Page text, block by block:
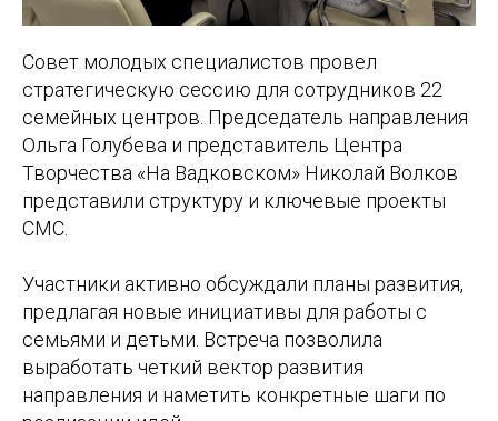
Совет молодых специалистов провел
стратегическую сессию для сотрудников 22
семейных центров. Председатель направления
Ольга Голубева и представитель Центра
Творчества «На Вадковском» Николай Волков
представили структуру и ключевые проекты
СМС.
Участники активно обсуждали планы развития,
предлагая новые инициативы для работы с
семьями и детьми. Встреча позволила
выработать четкий вектор развития
направления и наметить конкретные шаги по